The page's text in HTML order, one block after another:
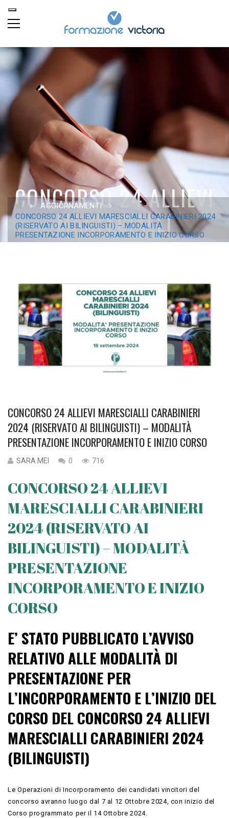
CONCORSO 24 ALLIEVI
MARESCIALLI
CARABINIERI 2024
BILINGUISTI) –
MODALITÀ
PRESENTAZIONE
INCORPORAMENTO E
AGGIORNAMENTI
CONCORSO 24 ALLIEVI MARESCIALLI CARABINIERI 2024
(RISERVATO AI BILINGUISTI) – MODALITÀ
PRESENTAZIONE INCORPORAMENTO E INIZIO CORSO
CONCORSO 24 ALLIEVI MARESCIALLI CARABINIERI
2024 (RISERVATO AI BILINGUISTI) – MODALITÀ
PRESENTAZIONE INCORPORAMENTO E INIZIO CORSO
SARA MEI 0 716
CONCORSO 24 ALLIEVI
MARESCIALLI CARABINIERI
2024 (RISERVATO AI
BILINGUISTI) – MODALITÀ
PRESENTAZIONE
INCORPORAMENTO E INIZIO
CORSO
E’ STATO PUBBLICATO L’AVVISO
RELATIVO ALLE MODALITÀ DI
PRESENTAZIONE PER
L’INCORPORAMENTO E L’INIZIO DEL
CORSO DEL CONCORSO 24 ALLIEVI
MARESCIALLI CARABINIERI 2024
(BILINGUISTI)
Le Operazioni di Incorporamento dei candidati vincitori del
concorso avranno luogo dal 7 al 12 Ottobre 2024, con inizio del
Corso programmato per il 14 Ottobre 2024.